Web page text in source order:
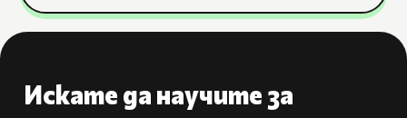
Искате да научите за